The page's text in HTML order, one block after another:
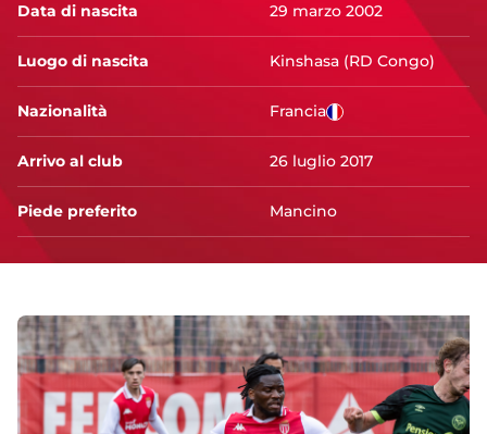
Data di nascita 29 marzo 2002
Luogo di nascita Kinshasa (RD Congo)
Nazionalità Francia
Arrivo al club 26 luglio 2017
Piede preferito Mancino